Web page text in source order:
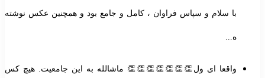
با سلام و سپاس فراوان ، کامل و جامع بود و همچنین عکس نوشته
ه...
واقعا ای ول👏👏👏👏👏👏👏 ماشالله به این جامعیت. هیچ کس